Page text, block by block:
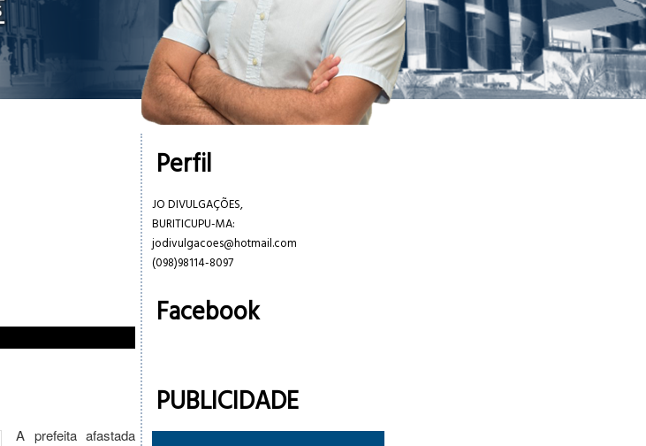
A prefeita afastada
Perfil
JO DIVULGAÇÕES,
BURITICUPU-MA:
jodivulgacoes@hotmail.com
(098)98114-8097
Facebook
PUBLICIDADE